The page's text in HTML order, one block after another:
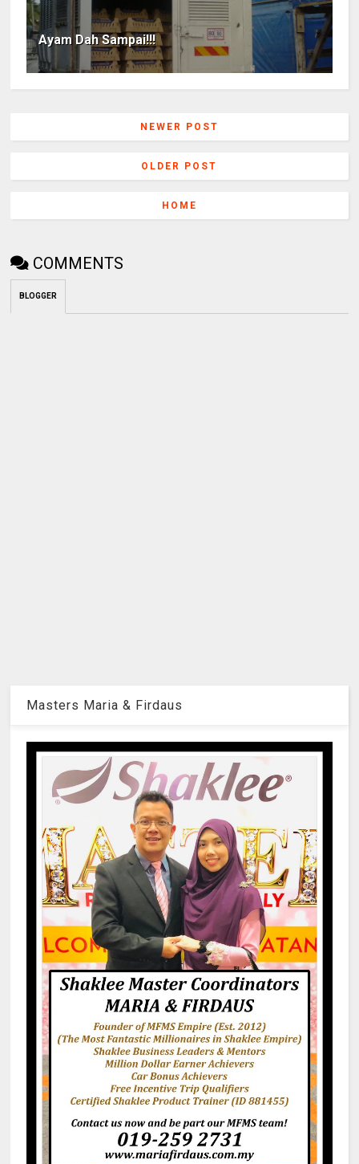
Ayam Dah Sampai!!!
NEWER POST
OLDER POST
HOME
COMMENTS
BLOGGER
Masters Maria & Firdaus